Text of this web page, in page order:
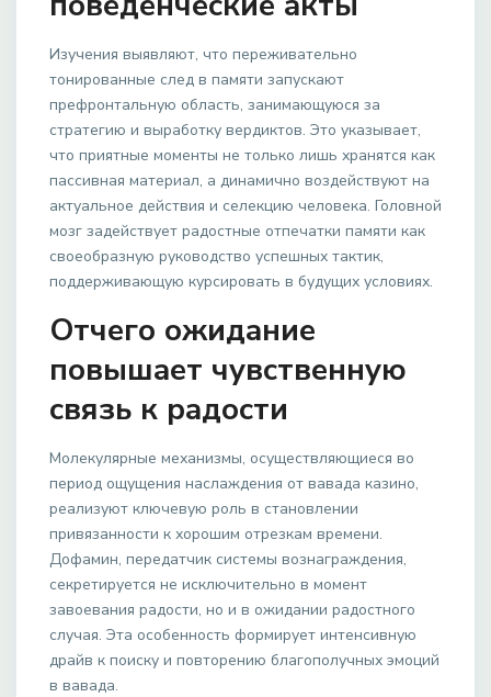
Изучения выявляют, что переживательно
тонированные след в памяти запускают
префронтальную область, занимающуюся за
стратегию и выработку вердиктов. Это указывает,
что приятные моменты не только лишь хранятся как
пассивная материал, а динамично воздействуют на
актуальное действия и селекцию человека. Головной
мозг задействует радостные отпечатки памяти как
своеобразную руководство успешных тактик,
поддерживающую курсировать в будущих условиях.
Отчего ожидание
повышает чувственную
связь к радости
Молекулярные механизмы, осуществляющиеся во
период ощущения наслаждения от вавада казино,
реализуют ключевую роль в становлении
привязанности к хорошим отрезкам времени.
Дофамин, передатчик системы вознаграждения,
секретируется не исключительно в момент
завоевания радости, но и в ожидании радостного
случая. Эта особенность формирует интенсивную
драйв к поиску и повторению благополучных эмоций
в вавада.